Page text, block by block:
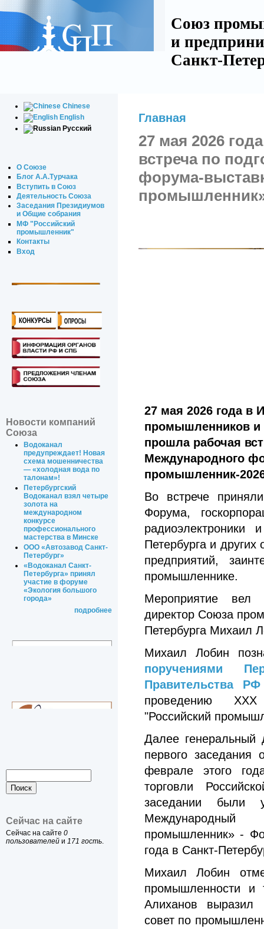
Союз
и
Санкт-
Chinese
English
Русский
О Союзе
Блог А.А.Турчака
Вступить в Союз
Деятельность Союза
Заседания Президиумов
и Общие собрания
МФ "Российский
промышленник"
Контакты
Вход
Новости компаний
Союза
Водоканал
предупреждает! Новая
схема мошенничества
— «холодная вода по
талонам»!
Петербургский
Водоканал взял четыре
золота на
международном
конкурсе
профессионального
мастерства в Минске
ООО «Автозавод Санкт-
Петербург»
«Водоканал Санкт-
Петербурга» принял
участие в форуме
«Экология большого
города»
подробнее
Сейчас на сайте
Сейчас на сайте 0
пользователей и 171 гость.
Главная
27 мая 2026
встреча по
форума-
27 мая 2026 года в
промышленников и
прошла рабочая
Международного
промышленник-
Во встрече
Форума,
радиоэлектроники
Петербурга и
предприятий,
промышленнике.
Мероприятие вел
директор Союза
Петербурга Михаил
Михаил Лобин
поручениями
Правительства
проведению XXX
"Российский
Далее генеральный
первого заседания
феврале этого
торговли
заседании были
промышленник» -
года в Санкт-
Михаил Лобин
промышленности и
Алиханов выразил
совет по